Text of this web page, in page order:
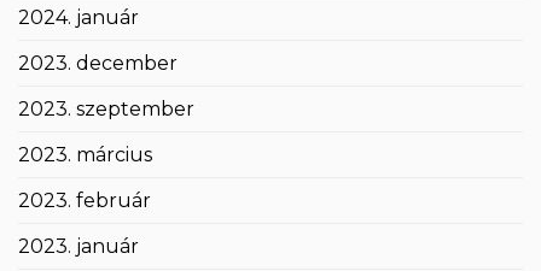
2024. január
2023. december
2023. szeptember
2023. március
2023. február
2023. január